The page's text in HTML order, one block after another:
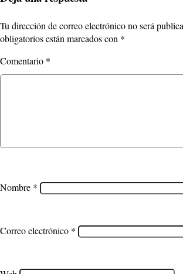
Tu dirección de correo electrónico no será
obligatorios están marcados con *
Comentario *
Nombre *
Correo electrónico *